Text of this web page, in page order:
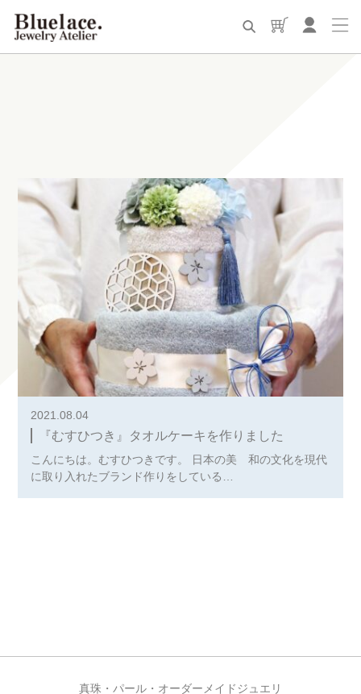
2021.08.04
『むすひつき』タオルケーキを作りました
こんにちは。むすひつきです。 日本の美 和の文化を現代
に取り入れたブランド作りをしている…
真珠・パール・オーダーメイドジュエリ